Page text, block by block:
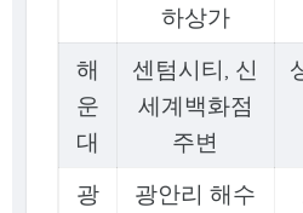
하상가
해
운
대
센텀시티, 신
세계백화점
주변
광
광안리 해수